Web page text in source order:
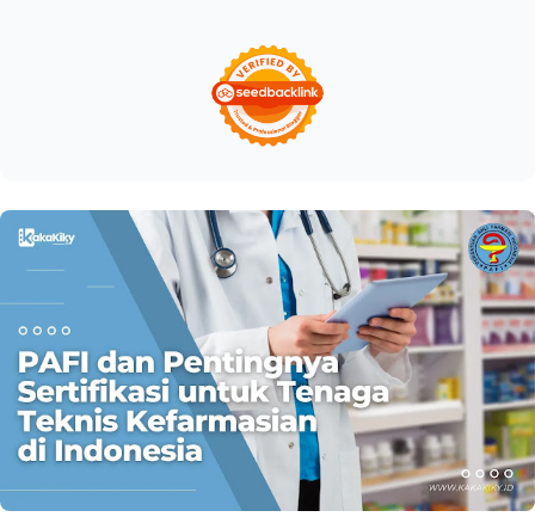
Kenapa Sertifikasi Itu Penting?
Peran PAFI dalam Sertifikasi
Apa Manfaat Sertifikasi Bagi Tenaga Teknis
3.1 Pengakuan Kompetensi
Meningkatkan Peluang Karier
Legalitas Profesi
Meningkatkan Pengetahuan dan Keterampilan
4 Bagaimana Cara Mendapatkan Sertifikasi?
5 Sertifikasi: Investasi untuk Masa Depan